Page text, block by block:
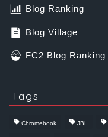
Blog Ranking
Blog Village
FC2 Blog Ranking
Tags
Chromebook JBL